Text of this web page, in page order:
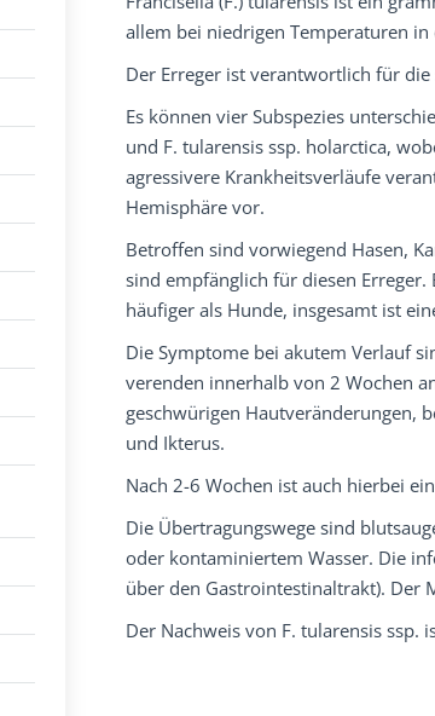
allem bei niedrigen Temperaturen
Der Erreger ist verantwortlich für die
Es können vier Subspezies
und F. tularensis ssp. holarctica,
agressivere Krankheitsverläufe
Hemisphäre vor.
Betroffen sind vorwiegend Hasen,
sind empfänglich für diesen Erreger.
häufiger als Hunde, insgesamt ist
Die Symptome bei akutem Verlauf
verenden innerhalb von 2 Wochen
geschwürigen Hautveränderungen,
und Ikterus.
Nach 2-6 Wochen ist auch hierbei
Die Übertragungswege sind
oder kontaminiertem Wasser. Die
über den Gastrointestinaltrakt). Der
Der Nachweis von F. tularensis ssp.